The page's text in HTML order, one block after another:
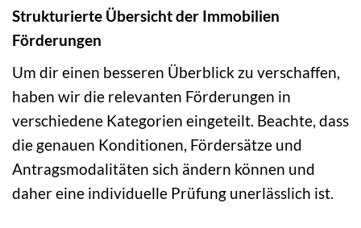
Strukturierte Übersicht der Immobilien
Förderungen
Um dir einen besseren Überblick zu verschaffen,
haben wir die relevanten Förderungen in
verschiedene Kategorien eingeteilt. Beachte, dass
die genauen Konditionen, Fördersätze und
Antragsmodalitäten sich ändern können und
daher eine individuelle Prüfung unerlässlich ist.